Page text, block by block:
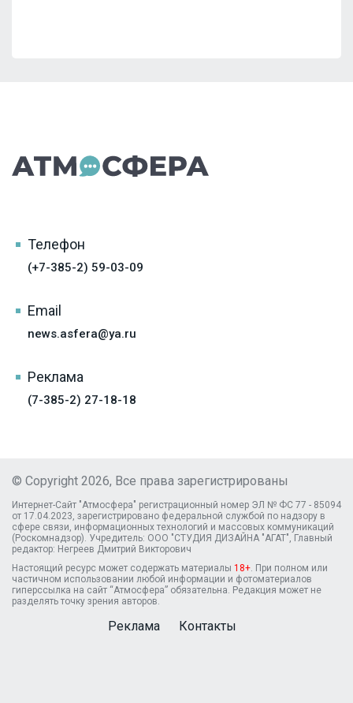
Телефон
(+7-385-2) 59-03-09
Email
news.asfera@ya.ru
Реклама
(7-385-2) 27-18-18
© Copyright 2026, Все права зарегистрированы
Интернет-Сайт "Атмосфера" регистрационный номер ЭЛ № ФС 77 - 85094
от 17.04.2023, зарегистрировано федеральной службой по надзору в
сфере связи, информационных технологий и массовых коммуникаций
(Роскомнадзор). Учредитель: ООО "СТУДИЯ ДИЗАЙНА "АГАТ", Главный
редактор: Негреев Дмитрий Викторович
Настоящий ресурс может содержать материалы 18+. При полном или
частичном использовании любой информации и фотоматериалов
гиперссылка на сайт “Атмосфера” обязательна. Редакция может не
разделять точку зрения авторов.
Реклама Контакты